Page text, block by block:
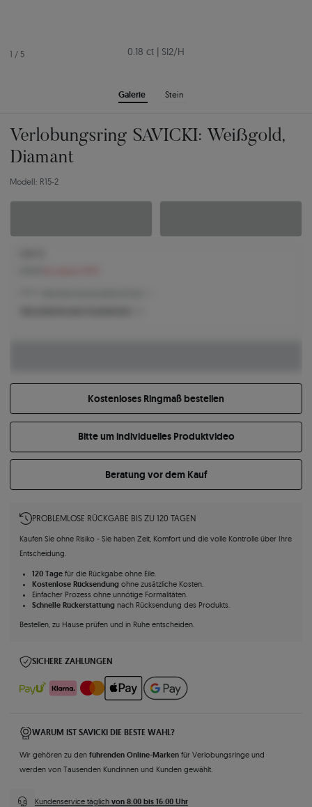
1 / 5
Galerie Stein
0.18 ct | SI2/H
Verlobungsring SAVICKI: Weißgold,
Diamant
Modell: R15-2
Kostenloses Ringmaß bestellen
Bitte um individuelles Produktvideo
Beratung vor dem Kauf
PROBLEMLOSE RÜCKGABE BIS ZU 120 TAGEN
Kaufen Sie ohne Risiko - Sie haben Zeit, Komfort und die volle Kontrolle über Ihre
Entscheidung.
120 Tagefür die Rückgabe ohne Eile.
Kostenlose Rücksendungohne zusätzliche Kosten.
Einfacher Prozess ohne unnötige Formalitäten.
Schnelle Rückerstattungnach Rücksendung des Produkts.
Bestellen, zu Hause prüfen und in Ruhe entscheiden.
SICHERE ZAHLUNGEN
WARUM IST SAVICKI DIE BESTE WAHL?
Wir gehören zu den führenden Online-Marken für Verlobungsringe und
werden von Tausenden Kundinnen und Kunden gewählt.
Kundenservice täglich von 8:00 bis 16:00 Uhr